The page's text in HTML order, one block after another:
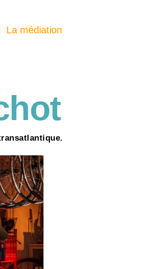
La médiation